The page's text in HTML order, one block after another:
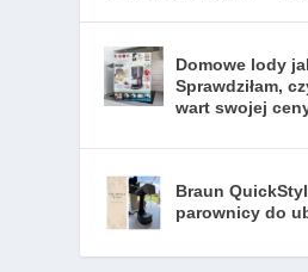
Domowe lody
Sprawdziłam,
wart swojej
Braun
parownicy do